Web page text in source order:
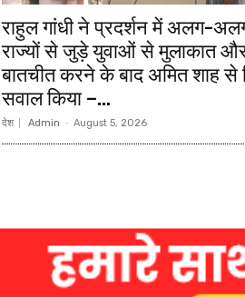
राहुल गांधी ने प्रदर्शन में अलग-
राज्यों से जुड़े युवाओं से मुलाकात
बातचीत करने के बाद अमित शाह से
सवाल किया –...
देश Admin - August 5, 2026